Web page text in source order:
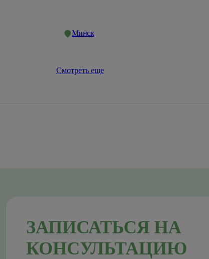
Минск
Смотреть еще
ЗАПИСАТЬСЯ НА
КОНСУЛЬТАЦИЮ